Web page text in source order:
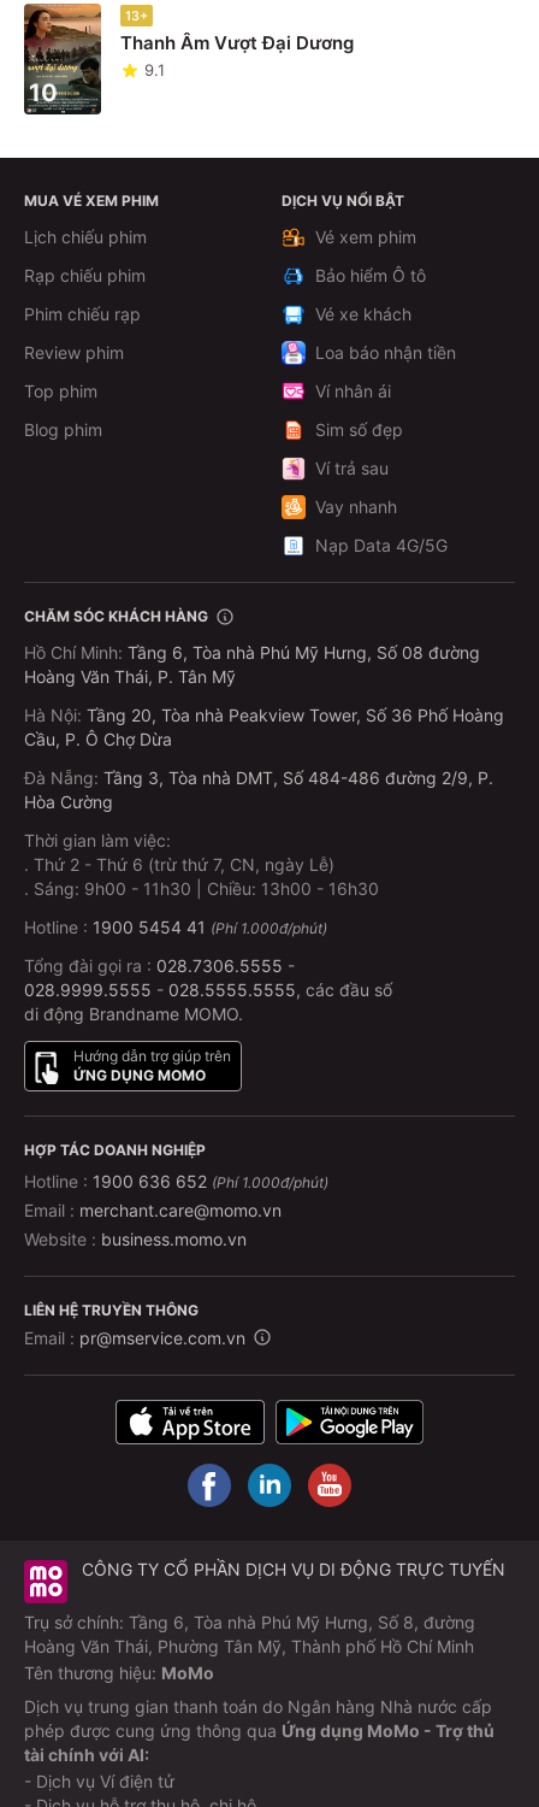
10
13+
Thanh Âm Vượt Đại Dương
9.1
MUA VÉ XEM PHIM
Lịch chiếu phim
Rạp chiếu phim
Phim chiếu rạp
Review phim
Top phim
Blog phim
DỊCH VỤ NỔI BẬT
Vé xem phim
Bảo hiểm Ô tô
Vé xe khách
Loa báo nhận tiền
Ví nhân ái
Sim số đẹp
Ví trả sau
Vay nhanh
Nạp Data 4G/5G
CHĂM SÓC KHÁCH HÀNG
Hồ Chí Minh: Tầng 6, Tòa nhà Phú Mỹ Hưng, Số 08 đường
Hoàng Văn Thái, P. Tân Mỹ
Hà Nội: Tầng 20, Tòa nhà Peakview Tower, Số 36 Phố Hoàng
Cầu, P. Ô Chợ Dừa
Đà Nẵng: Tầng 3, Tòa nhà DMT, Số 484-486 đường 2/9, P.
Hòa Cường
Thời gian làm việc:
. Thứ 2 - Thứ 6 (trừ thứ 7, CN, ngày Lễ)
. Sáng: 9h00 - 11h30 | Chiều: 13h00 - 16h30
Hotline : 1900 5454 41 (Phí 1.000đ/phút)
Tổng đài gọi ra : 028.7306.5555 -
028.9999.5555 - 028.5555.5555, các đầu số
di động Brandname MOMO.
Hướng dẫn trợ giúp trên
ỨNG DỤNG MOMO
HỢP TÁC DOANH NGHIỆP
Hotline : 1900 636 652 (Phí 1.000đ/phút)
Email : merchant.care@momo.vn
Website : business.momo.vn
LIÊN HỆ TRUYỀN THÔNG
Email : pr@mservice.com.vn
CÔNG TY CỔ PHẦN DỊCH VỤ DI ĐỘNG TRỰC TUYẾN
Trụ sở chính: Tầng 6, Tòa nhà Phú Mỹ Hưng, Số 8, đường
Hoàng Văn Thái, Phường Tân Mỹ, Thành phố Hồ Chí Minh
Tên thương hiệu: MoMo
Dịch vụ trung gian thanh toán do Ngân hàng Nhà nước cấp
phép được cung ứng thông qua Ứng dụng MoMo - Trợ thủ
tài chính với AI:
- Dịch vụ Ví điện tử